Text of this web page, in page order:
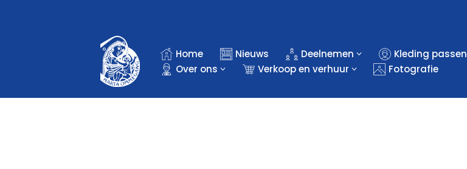
Home Nieuws Deelnemen Kleding passen
Over ons
Verkoop en verhuur Fotografie